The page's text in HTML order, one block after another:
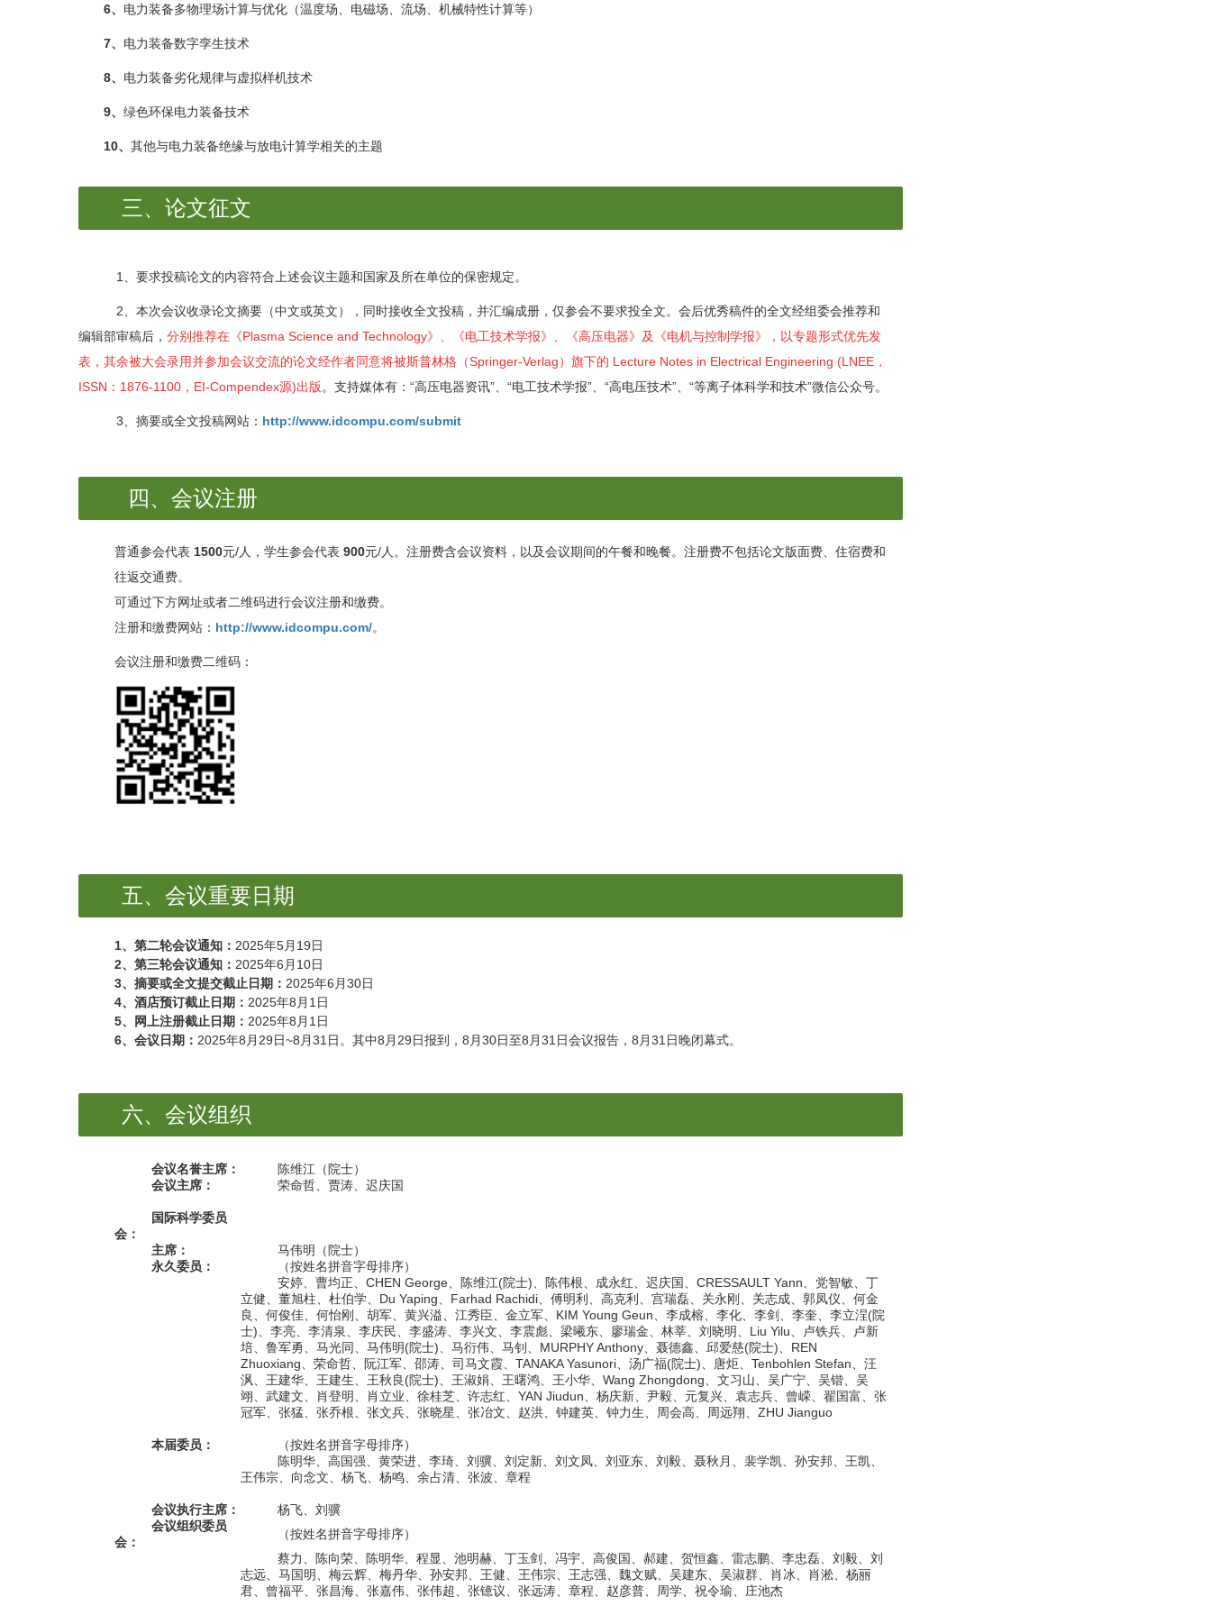
6、 电力装备多物理场计算与优化（温度场、电磁场、流场、机械特性计算等）
7、 电力装备数字孪生技术
8、 电力装备劣化规律与虚拟样机技术
9、 绿色环保电力装备技术
10、 其他与电力装备绝缘与放电计算学相关的主题
三、论文征文
1、要求投稿论文的内容符合上述会议主题和国家及所在单位的保密规定。
2、本次会议收录论文摘要（中文或英文），同时接收全文投稿，并汇编成册，仅参会不要求投全文。会后优秀稿件的全文经组委会推荐和
编辑部审稿后， 分别推荐在《Plasma Science and Technology》、《电工技术学报》、《高压电器》及《电机与控制学报》，以专题形式优先发
表，其余被大会录用并参加会议交流的论文经作者同意将被斯普林格（Springer-Verlag）旗下的 Lecture Notes in Electrical Engineering (LNEE，
ISSN：1876-1100，EI-Compendex源)出版。支持媒体有：“高压电器资讯”、“电工技术学报”、“高电压技术”、“等离子体科学和技术”微信公众号。
3、摘要或全文投稿网站： http://www.idcompu.com/submit
四、会议注册
普通参会代表 1500元/人，学生参会代表 900元/人。注册费含会议资料，以及会议期间的午餐和晚餐。注册费不包括论文版面费、住宿费和
往返交通费。
可通过下方网址或者二维码进行会议注册和缴费。
注册和缴费网站： http://www.idcompu.com/。
会议注册和缴费二维码：
五、会议重要日期
1、 第二轮会议通知： 2025年5月19日
2、 第三轮会议通知： 2025年6月10日
3、 摘要或全文提交截止日期： 2025年6月30日
4、 酒店预订截止日期： 2025年8月1日
5、
网上注册截止日期： 2025年8月1日
6、 会议日期： 2025年8月29日~8月31日。其中8月29日报到， 8月30日至8月31日会议报告，8月31日晚闭幕式。
六、会议组织
会议名誉主席：
陈维江（院士）
会议主席：
荣命哲、贾涛、 迟庆国
国际科学委员
会：
主席：
马伟明（院士）
永久委员：
（按姓名拼音字母排序）
安婷、曹均正、CHEN George、陈维江(院士)、陈伟根、成永红、迟庆国、CRESSAULT Yann、党智敏、丁
立健、董旭柱、杜伯学、Du Yaping、Farhad Rachidi、傅明利、高克利、宫瑞磊、关永刚、关志成、郭凤仪、何金
良、何俊佳、何怡刚、胡军、黄兴溢、江秀臣、金立军、KIM Young Geun、李成榕、李化、李剑、李奎、李立浧(院
士)、李亮、李清泉、李庆民、李盛涛、李兴文、李震彪、梁曦东、廖瑞金、林莘、刘晓明、Liu Yilu、卢铁兵、卢新
培、鲁军勇、马光同、马伟明(院士)、马衍伟、马钊、MURPHY Anthony、聂德鑫、邱爱慈(院士)、REN
Zhuoxiang、荣命哲、阮江军、邵涛、司马文霞、TANAKA Yasunori、汤广福(院士)、唐炬、Tenbohlen Stefan、汪
沨、王建华、王建生、王秋良(院士)、王淑娟、王曙鸿、王小华、Wang Zhongdong、文习山、吴广宁、吴锴、吴
翊、武建文、肖登明、肖立业、徐桂芝、许志红、YAN Jiudun、杨庆新、尹毅、元复兴、袁志兵、曾嵘、翟国富、张
冠军、张猛、张乔根、张文兵、张晓星、张冶文、赵洪、钟建英、钟力生、周会高、周远翔、ZHU Jianguo
本届委员： （按姓名拼音字母排序）
陈明华、高国强、黄荣进、李琦、刘骥、刘定新、刘文凤、刘亚东、刘毅、聂秋月、裴学凯、孙安邦、王凯、
王伟宗、向念文、杨飞、杨鸣、余占清、张波、章程
会议执行主席：
杨飞、刘骥
会议组织委员
会：
（按姓名拼音字母排序）
蔡力、陈向荣、陈明华、程显、池明赫、丁玉剑、冯宇、高俊国、郝建、贺恒鑫、雷志鹏、李忠磊、刘毅、刘
志远、马国明、梅云辉、梅丹华、孙安邦、王健、王伟宗、王志强、魏文赋、吴建东、吴淑群、肖冰、肖淞、杨丽
君、曾福平、张昌海、张嘉伟、张伟超、张镱议、张远涛、章程、赵彦普、周学、祝令瑜、庄池杰